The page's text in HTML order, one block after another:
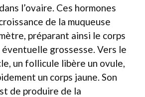
l’ovaire. Ces hormones
de la muqueuse
préparant ainsi le corps
éventuelle grossesse. Vers le
un follicule libère un ovule,
un corps jaune. Son
de produire de la